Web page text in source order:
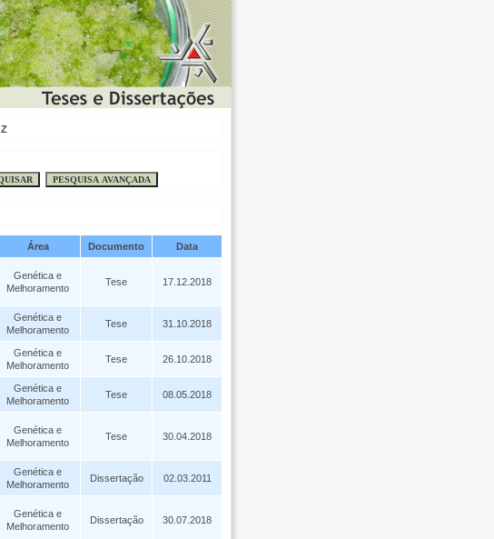
Z
Área Documento Data
Genética e
Melhoramento
Tese 17.12.2018
Genética e
Melhoramento
Tese 31.10.2018
Genética e
Melhoramento
Tese 26.10.2018
Genética e
Melhoramento
Tese 08.05.2018
Genética e
Melhoramento
Tese 30.04.2018
Genética e
Melhoramento
Dissertação 02.03.2011
Genética e
Melhoramento
Dissertação 30.07.2018